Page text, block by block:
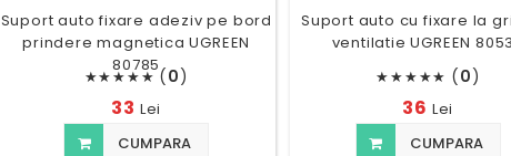
Suport auto fixare adeziv pe bord
prindere magnetica UGREEN
80785
★★★★★ (0)
33 Lei
CUMPARA
Suport auto cu fixare la
ventilatie UGREEN
★★★★★ (0)
36 Lei
CUMPARA